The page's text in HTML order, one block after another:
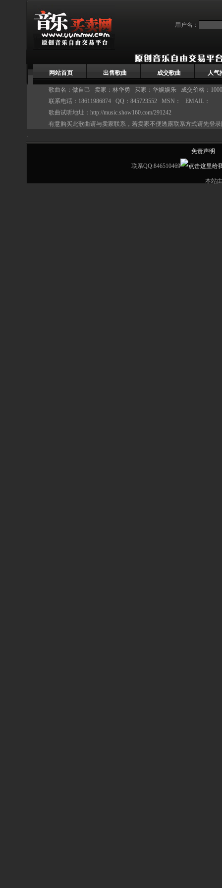
用户名：
网站首页 出售歌曲 成交歌曲 人气
歌曲名：做自己 卖家： 林华勇 买家：华娱娱乐 成交价格：
联系电话：18611986874 QQ：845723552 MSN： EMAIL：
歌曲试听地址： http://music.show160.com/291242
有意购买此歌曲请与卖家联系，若卖家不便透露联系方式请先登
:
免责声明
联系QQ:846510469
本站